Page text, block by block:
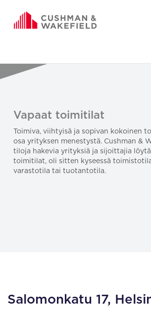
Vapaat toimitilat
Toimiva, viihtyisä ja sopivan kokoinen
osa yrityksen menestystä. Cushman &
tiloja hakevia yrityksiä ja sijoittajia
toimitilat, oli sitten kyseessä
varastotila tai tuotantotila.
Salomonkatu 17,